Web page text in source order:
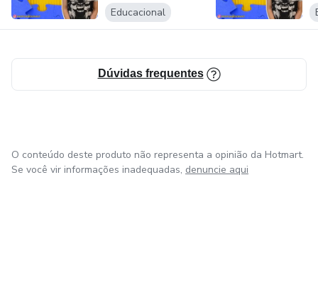
SANDER)
Educacional
Dúvidas frequentes
O conteúdo deste produto não representa a opinião da Hotmart.
Se você vir informações inadequadas, denuncie aqui